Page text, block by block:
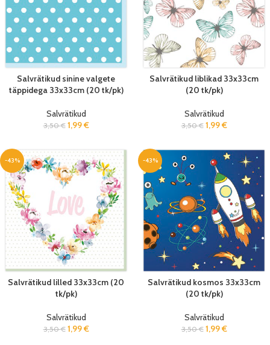
Salvrätikud sinine valgete
täppidega 33x33cm (20 tk/pk)
Salvrätikud
3,50€ 1,99€
Salvrätikud liblikad 33x33cm
(20 tk/pk)
Salvrätikud
3,50€ 1,99€
-43%
Salvrätikud lilled 33x33cm (20
tk/pk)
Salvrätikud
3,50€ 1,99€
-43%
Salvrätikud kosmos 33x33cm
(20 tk/pk)
Salvrätikud
3,50€ 1,99€